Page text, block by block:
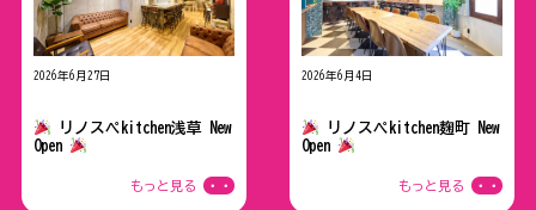
2026年6月27日
リノスぺkitchen浅草 New
Open
もっと見る ・・
2026年6月4日
リノスぺkitchen麹町 New
Open
もっと見る ・・